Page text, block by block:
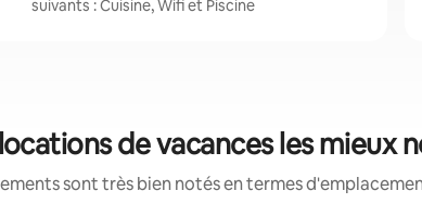
suivants : Cuisine, Wifi et Piscine
de vacances les mieux
sont très bien notés en termes